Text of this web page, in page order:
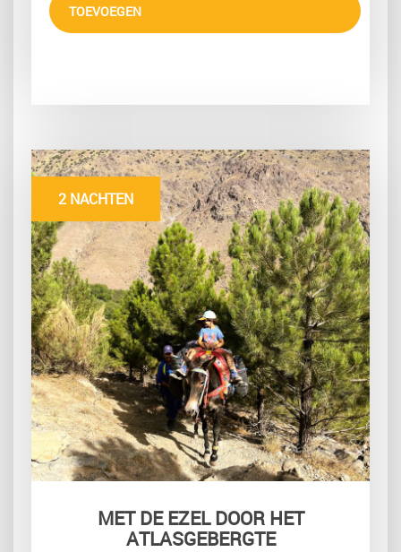
TOEVOEGEN
2 NACHTEN
MET DE EZEL DOOR HET
ATLASGEBERGTE